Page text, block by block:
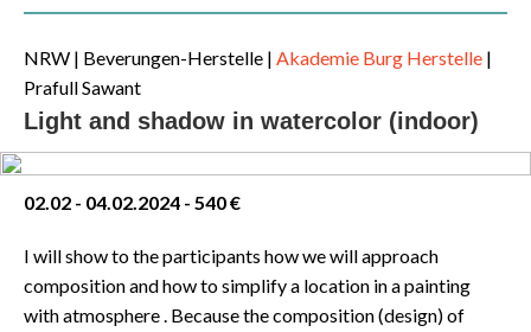
NRW | Beverungen-Herstelle | Akademie Burg Herstelle |
Prafull Sawant
Light and shadow in watercolor (indoor)
02.02 - 04.02.2024 - 540 €
I will show to the participants how we will approach
composition and how to simplify a location in a painting
with atmosphere . Because the composition (design) of